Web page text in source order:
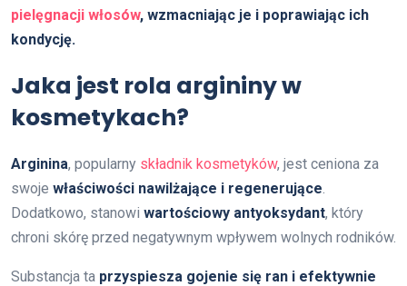
pielęgnacji włosów, wzmacniając je i poprawiając ich
kondycję.
Jaka jest rola argininy w
kosmetykach?
Arginina, popularny składnik kosmetyków, jest ceniona za
swoje właściwości nawilżające i regenerujące.
Dodatkowo, stanowi wartościowy antyoksydant, który
chroni skórę przed negatywnym wpływem wolnych rodników.
Substancja ta przyspiesza gojenie się ran i efektywnie